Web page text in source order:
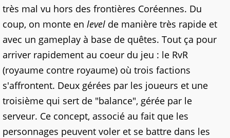
très mal vu hors des frontières Coréennes. Du
coup, on monte en level de manière très rapide et
avec un gameplay à base de quêtes. Tout ça pour
arriver rapidement au coeur du jeu : le RvR
(royaume contre royaume) où trois factions
s'affrontent. Deux gérées par les joueurs et une
troisième qui sert de "balance", gérée par le
serveur. Ce concept, associé au fait que les
personnages peuvent voler et se battre dans les